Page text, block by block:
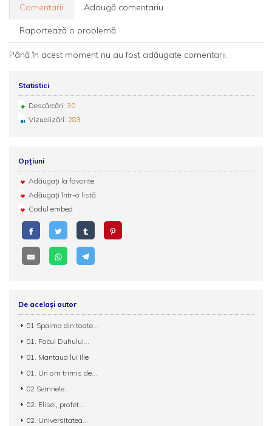
Comentarii Adaugă comentariu
Raportează o problemă
Până în acest moment nu au fost adăugate comentarii.
Statistici
Descărcări: 30
Vizualizări: 283
Opțiuni
Adăugați la favorite
Adăugați într-o listă
Codul embed
De același autor
01 Spaima din toate...
01. Focul Duhului...
01. Mantaua lui Ilie
01. Un om trimis de...
02 Semnele...
02. Elisei, profet...
02. Universitatea...